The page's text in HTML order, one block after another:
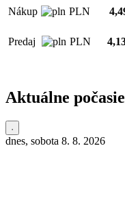
Nákup PLN
Predaj PLN
Aktuálne počasie
dnes, sobota 8. 8. 2026